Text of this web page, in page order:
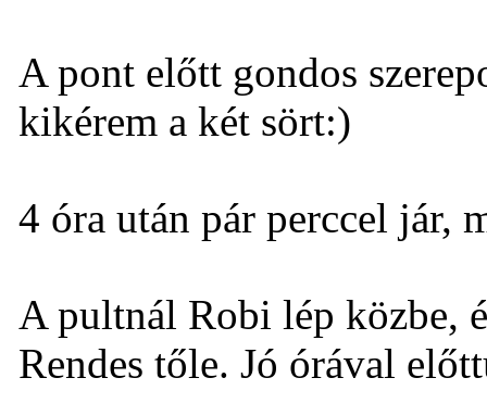
A pont előtt gondos
kikérem a két sört:)
4 óra után pár perccel jár,
A pultnál Robi lép közbe,
Rendes tőle. Jó órával